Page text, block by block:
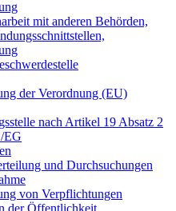
mit anderen Behörden,
der Verordnung (EU)
nach Artikel 19 Absatz 2
EG
und Durchsuchungen
von Verpflichtungen
der Öffentlichkeit